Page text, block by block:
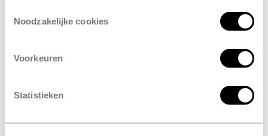
Noodzakelijke cookies
Voorkeuren
Statistieken